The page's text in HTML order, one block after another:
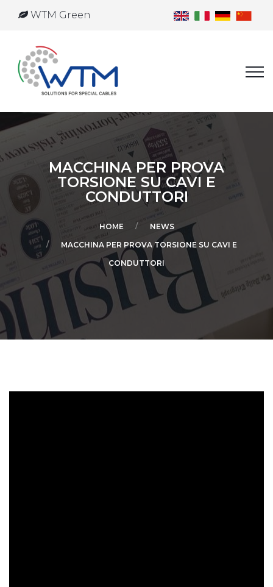
WTM Green
MACCHINA PER PROVA
TORSIONE SU CAVI E
CONDUTTORI
HOME
NEWS
MACCHINA PER PROVA TORSIONE SU CAVI E
CONDUTTORI